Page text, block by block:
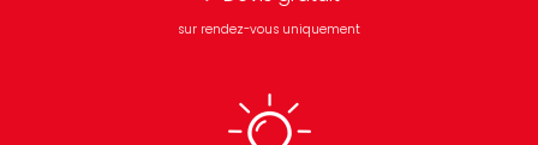
sur rendez-vous uniquement